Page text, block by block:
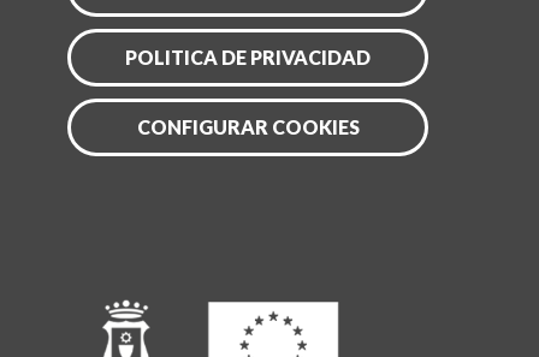
POLITICA DE PRIVACIDAD
CONFIGURAR COOKIES